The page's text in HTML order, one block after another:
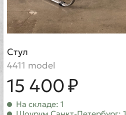
Стул
4411 model
15 400 ₽
На складе: 1